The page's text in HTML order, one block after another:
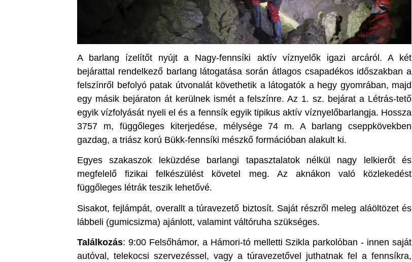
A barlang ízelítőt nyújt a Nagy-fennsíki aktív víznyelők igazi arcáról. A két
bejárattal rendelkező barlang látogatása során átlagos csapadékos időszakban a
felszínről befolyó patak útvonalát követhetik a látogatók a hegy gyomrában, majd
egy másik bejáraton át kerülnek ismét a felszínre. Az 1. sz. bejárat a Létrás-tető
egyik vízfolyását nyeli el és a fennsík egyik tipikus aktív víznyelőbarlangja. Hossza
3757 m, függőleges kiterjedése, mélysége 74 m. A barlang cseppkövekben
gazdag, a triász korú Bükk-fennsíki mészkő formációban alakult ki.
Egyes szakaszok leküzdése barlangi tapasztalatok nélkül nagy lelkierőt és
megfelelő fizikai felkészülést követel meg. Az aknákon való közlekedést
függőleges létrák teszik lehetővé.
Sisakot, fejlámpát, overallt a túravezető biztosít. Saját részről meleg aláöltözet és
lábbeli (gumicsizma) ajánlott, valamint váltóruha szükséges.
Találkozás: 9:00 Felsőhámor, a Hámori-tó melletti Szikla parkolóban - innen saját
autóval, telekocsi szervezéssel, vagy a túravezetővel juthatnak fel a fennsíkra,